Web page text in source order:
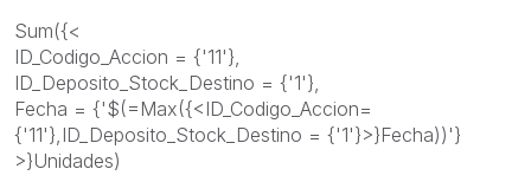
Sum({<
ID_Codigo_Accion = {'11'},
ID_Deposito_Stock_Destino = {'1'},
Fecha = {'$(=Max({<ID_Codigo_Accion=
{'11'},ID_Deposito_Stock_Destino = {'1'}>}Fecha))'}
>}Unidades)